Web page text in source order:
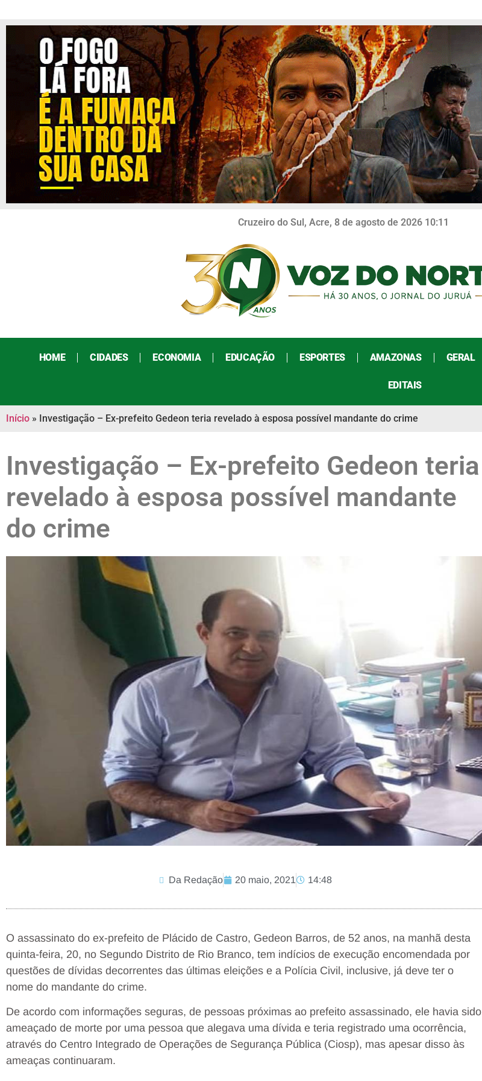
Cruzeiro do Sul, Acre, 8 de agosto de 2026 10:11
HOME CIDADES ECONOMIA EDUCAÇÃO ESPORTES AMAZONAS GERAL
EDITAIS
Início » Investigação – Ex-prefeito Gedeon teria revelado à esposa possível mandante do crime
Investigação – Ex-prefeito Gedeon teria
revelado à esposa possível mandante
do crime
Da Redação 20 maio, 2021 14:48
O assassinato do ex-prefeito de Plácido de Castro, Gedeon Barros, de 52 anos, na manhã desta
quinta-feira, 20, no Segundo Distrito de Rio Branco, tem indícios de execução encomendada por
questões de dívidas decorrentes das últimas eleições e a Polícia Civil, inclusive, já deve ter o
nome do mandante do crime.
De acordo com informações seguras, de pessoas próximas ao prefeito assassinado, ele havia sido
ameaçado de morte por uma pessoa que alegava uma dívida e teria registrado uma ocorrência,
através do Centro Integrado de Operações de Segurança Pública (Ciosp), mas apesar disso às
ameaças continuaram.